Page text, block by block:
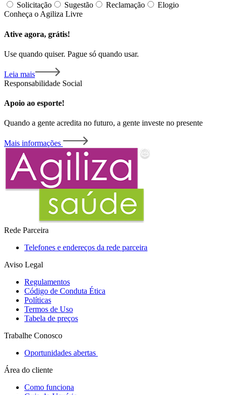
Solicitação
Sugestão Reclamação
Elogio
Conheça o Agiliza Livre
Ative agora, grátis!
Use quando quiser. Pague só quando usar.
Leia mais
Responsabilidade Social
Apoio ao esporte!
Quando a gente acredita no futuro, a gente investe no presente
Mais informações
Rede Parceira
Telefones e endereços da rede parceira
Aviso Legal
Regulamentos
Código de Conduta Ética
Políticas
Termos de Uso
Tabela de preços
Trabalhe Conosco
Oportunidades abertas
Área do cliente
Como funciona